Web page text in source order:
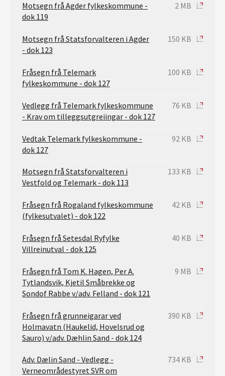
Motsegn frå Agder fylkeskommune -
dok 119
2 MB
Motsegn frå Statsforvalteren i Agder
- dok 123
150 KB
Fråsegn frå Telemark
fylkeskommune - dok 127
100 KB
Vedlegg frå Telemark fylkeskommune
- Krav om tilleggsutgreiingar - dok 127
76 KB
Vedtak Telemark fylkeskommune -
dok 127
92 KB
Motsegn frå Statsforvalteren i
Vestfold og Telemark - dok 113
133 KB
Fråsegn frå Rogaland fylkeskommune
(fylkesutvalet) - dok 122
42 KB
Fråsegn frå Setesdal Ryfylke
Villreinutval - dok 125
40 KB
Fråsegn frå Tom K. Hagen, Per A.
Tytlandsvik, Kjetil Småbrekke og
Sondof Rabbe v/adv. Felland - dok 121
9 MB
Fråsegn frå grunneigarar ved
Holmavatn (Haukelid, Hovelsrud og
Sauro) v/adv. Dæhlin Sand - dok 124
390 KB
Adv. Dælin Sand - Vedlegg -
Verneområdestyret SVR om
734 KB